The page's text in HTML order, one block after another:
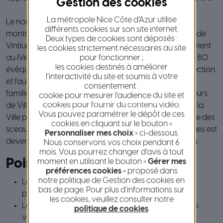
Le nom de Vence signifie d’ailleurs oppidum sur une
montagne, en y ajoutant un t, on retrouve le nom latin de
Vintium. Fondée par les Ligures, La civitas Ventium devient
au IVe siècle une importante ville épiscopale, Siège de 80
évêques. Jusqu’à la révolution, Vence est sous la protection
et l’autorité des seigneurs, les Comtes de Provence, la
famille de Villeneuve. Le château, demeure des seigneurs
de Villeneuve, vendu après la Révolution, sera légué à la
Ville par Emile Hugues, ancien Maire de Vence et garde des
sceaux. Le Château de Villeneuve – Fondation E. Hugues est
devenu un haut lieu de l’art moderne et contemporain.
Points d’intérêts
La Cité Historique, ses remparts, rues et venelles
pittoresques
La Cathédrale de Notre Dame de la Nativité et ses
vestiges classés Monuments Historiques
La métropole Nice Côte d’Azur utilise
différents cookies sur son site internet.
Deux types de cookies sont déposés :
les cookies strictement nécessaires au site
pour fonctionner ;
les cookies destinés à améliorer
l’interactivité du site et soumis à votre
consentement :
cookie pour mesurer l’audience du site et
cookies pour fournir du contenu vidéo.
Vous pouvez paramétrer le dépôt de ces
cookies en cliquant sur le bouton «
Personnaliser mes choix» ci-dessous.
Nous conservons vos choix pendant 6
mois. Vous pourrez changer d’avis à tout
moment en utilisant le bouton «Gérer mes
préférences cookies» proposé dans
notre politique de Gestion des cookies en
bas de page. Pour plus d’informations sur
les cookies, veuillez consulter notre
politique de cookies.